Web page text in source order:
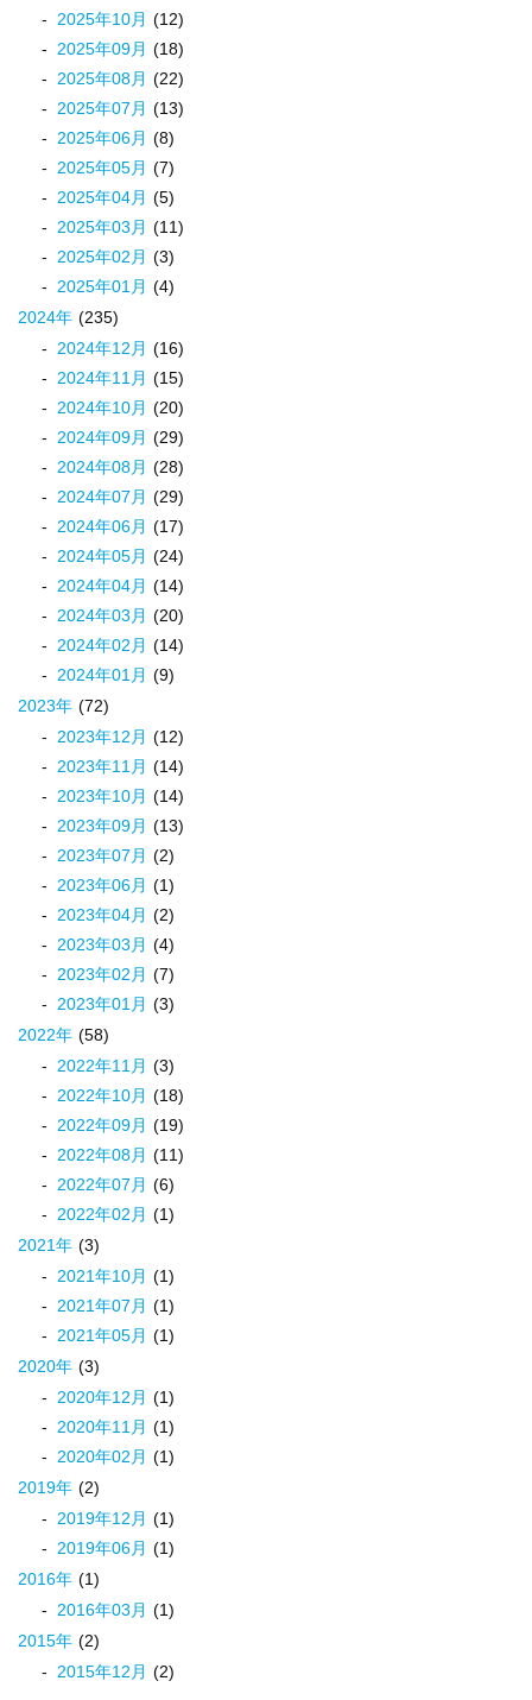
2025年10月 (12)
2025年09月 (18)
2025年08月 (22)
2025年07 月 (13)
2025年06月 (8)
2025年05月 (7)
2025年04月 (5)
2025年03 月 (11)
2025年02 月 (3)
2025年01 月 (4)
2024年 (235)
2024年12 月 (16)
2024年11 月 (15)
2024年10月 (20)
2024年09月 (29)
2024年08月 (28)
2024年07 月 (29)
2024年06月 (17)
2024年05月 (24)
2024年04月 (14)
2024年03 月 (20)
2024年02 月 (14)
2024年01 月 (9)
2023年 (72)
2023年12 月 (12)
2023年11 月 (14)
2023年10月 (14)
2023年09月 (13)
2023年07 月 (2)
2023年06月 (1)
2023年04月 (2)
2023年03 月 (4)
2023年02 月 (7)
2023年01 月 (3)
2022年 (58)
2022年11 月 (3)
2022年10月 (18)
2022年09月 (19)
2022年08月 (11)
2022年07 月 (6)
2022年02 月 (1)
2021年 (3)
2021年10月 (1)
2021年07 月 (1)
2021年05月 (1)
2020年 (3)
2020年12 月 (1)
2020年11 月 (1)
2020年02 月 (1)
2019年 (2)
2019年12 月 (1)
2019年06月 (1)
2016年 (1)
2016年03 月 (1)
2015年 (2)
2015年12 月 (2)